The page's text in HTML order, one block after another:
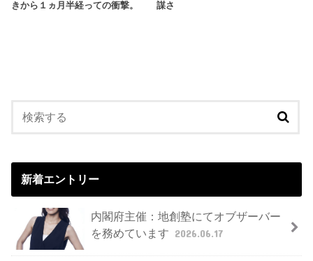
きから１ヵ月半経っての衝撃。
謀さ
新着エントリー
内閣府主催：地創塾にてオブザーバー
を務めています 2026.06.17